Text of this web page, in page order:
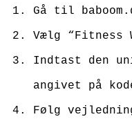
Gå til
Vælg “Fitness
Indtast den
angivet på
Følg